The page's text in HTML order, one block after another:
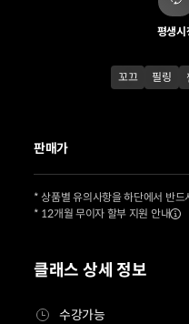
평생시
꼬끄 필링
클래스 상세 정보
수강가능
판매가
* 상품별 유의사항을 하단에서 반드
* 12개월 무이자 할부 지원 안내